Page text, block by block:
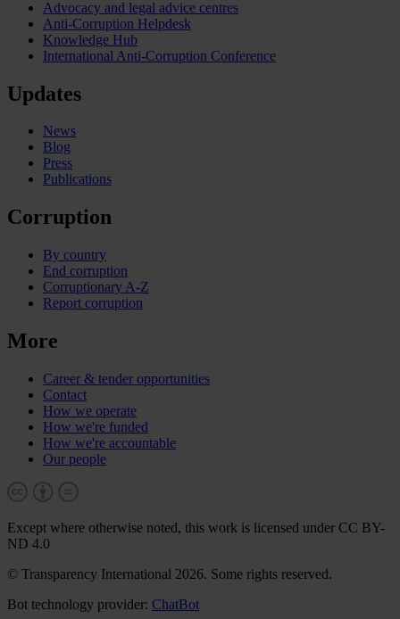
Advocacy and legal advice centres
Anti-Corruption Helpdesk
Knowledge Hub
International Anti-Corruption Conference
Updates
News
Blog
Press
Publications
Corruption
By country
End corruption
Corruptionary A-Z
Report corruption
More
Career & tender opportunities
Contact
How we operate
How we're funded
How we're accountable
Our people
Except where otherwise noted, this work is licensed under CC BY-
ND 4.0
© Transparency International 2026. Some rights reserved.
Bot technology provider: ChatBot